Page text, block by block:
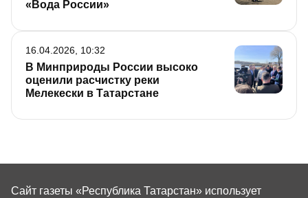
«Вода России»
В Минприроды России высоко
оценили расчистку реки
Мелекески в Татарстане
16.04.2026, 10:32
Сайт газеты «Республика Татарстан» использует